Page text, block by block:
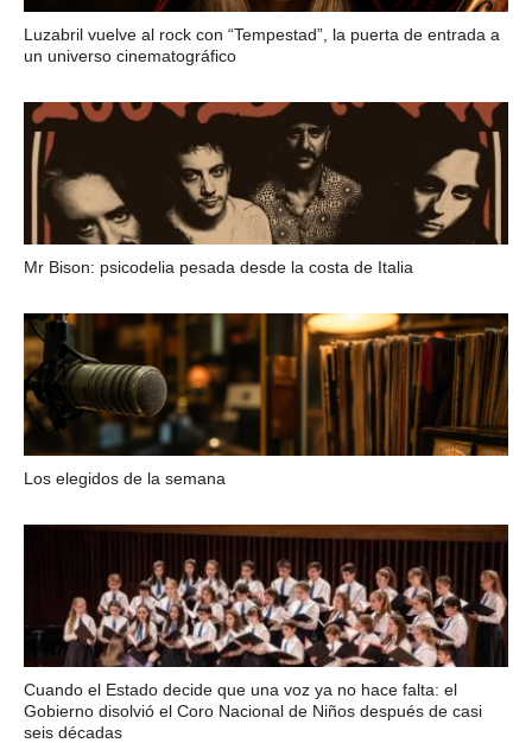
Luzabril vuelve al rock con “Tempestad”, la puerta de entrada a
un universo cinematográfico
Mr Bison: psicodelia pesada desde la costa de Italia
Los elegidos de la semana
Cuando el Estado decide que una voz ya no hace falta: el
Gobierno disolvió el Coro Nacional de Niños después de casi
seis décadas